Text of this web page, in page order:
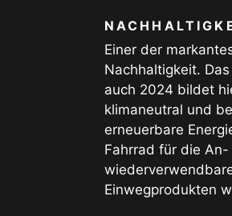
Einer der
Nachhaltigkeit.
auch 2024 bildet
klimaneutral und
erneuerbare
Fahrrad für die
Einwegprodukten